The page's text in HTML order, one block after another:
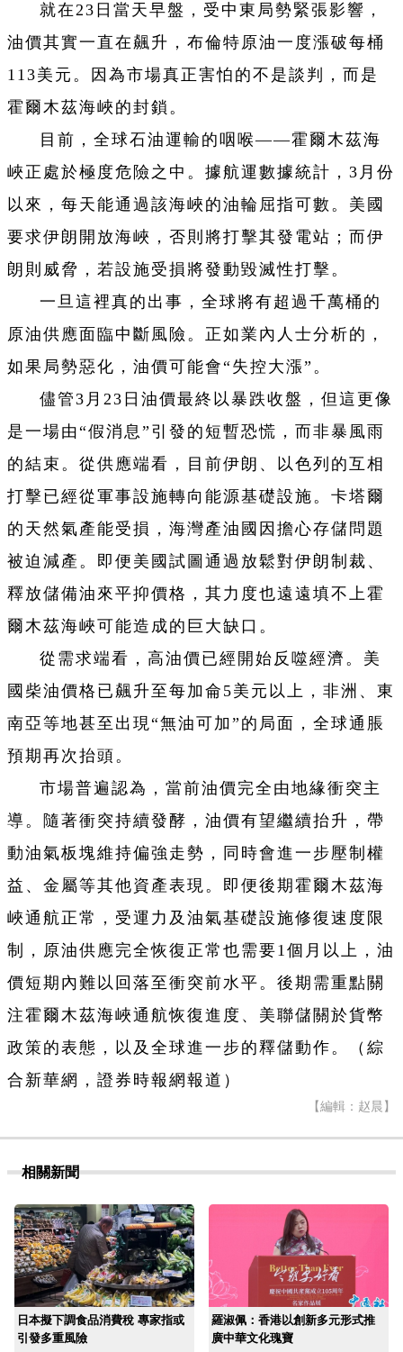
就在23日當天早盤，受中東局勢緊張影響，
油價其實一直在飆升，布倫特原油一度漲破每桶
113美元。因為市場真正害怕的不是談判，而是
霍爾木茲海峽的封鎖。
目前，全球石油運輸的咽喉——霍爾木茲海
峽正處於極度危險之中。據航運數據統計，3月份
以來，每天能通過該海峽的油輪屈指可數。美國
要求伊朗開放海峽，否則將打擊其發電站；而伊
朗則威脅，若設施受損將發動毀滅性打擊。
一旦這裡真的出事，全球將有超過千萬桶的
原油供應面臨中斷風險。正如業內人士分析的，
如果局勢惡化，油價可能會“失控大漲”。
儘管3月23日油價最終以暴跌收盤，但這更像
是一場由“假消息”引發的短暫恐慌，而非暴風雨
的結束。從供應端看，目前伊朗、以色列的互相
打擊已經從軍事設施轉向能源基礎設施。卡塔爾
的天然氣產能受損，海灣產油國因擔心存儲問題
被迫減產。即便美國試圖通過放鬆對伊朗制裁、
釋放儲備油來平抑價格，其力度也遠遠填不上霍
爾木茲海峽可能造成的巨大缺口。
從需求端看，高油價已經開始反噬經濟。美
國柴油價格已飆升至每加侖5美元以上，非洲、東
南亞等地甚至出現“無油可加”的局面，全球通脹
預期再次抬頭。
市場普遍認為，當前油價完全由地緣衝突主
導。隨著衝突持續發酵，油價有望繼續抬升，帶
動油氣板塊維持偏強走勢，同時會進一步壓制權
益、金屬等其他資產表現。即便後期霍爾木茲海
峽通航正常，受運力及油氣基礎設施修復速度限
制，原油供應完全恢復正常也需要1個月以上，油
價短期內難以回落至衝突前水平。後期需重點關
注霍爾木茲海峽通航恢復進度、美聯儲關於貨幣
政策的表態，以及全球進一步的釋儲動作。（綜
合新華網，證券時報網報道）
【編輯：赵晨】
相關新聞
日本擬下調食品消費稅 專家指或
引發多重風險
羅淑佩：香港以創新多元形式推
廣中華文化瑰寶